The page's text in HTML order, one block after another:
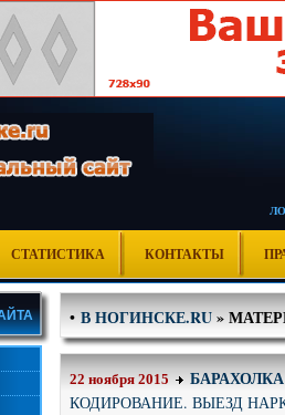
СТАТИСТИКА КОНТАКТЫ
•В НОГИНСКЕ.RU»
22 ноября 2015 БАРАХОЛКА
КОДИРОВАНИЕ. ВЫЕЗД